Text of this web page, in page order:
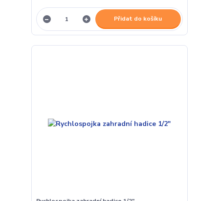
Přidat do košíku